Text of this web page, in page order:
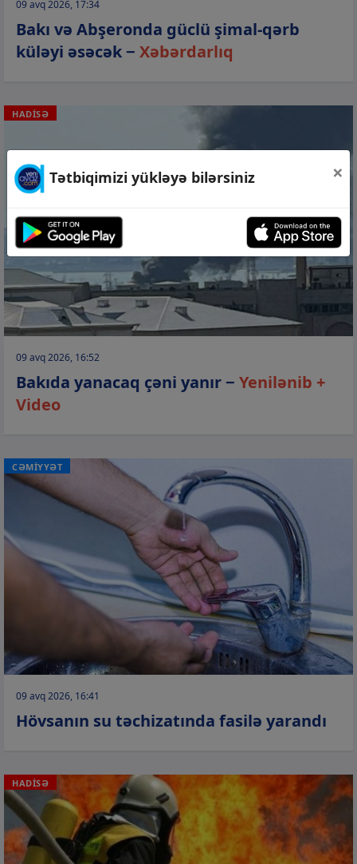
09 avq 2026, 17:34
Bakı və Abşeronda güclü şimal-qərb
küləyi əsəcək − Xəbərdarlıq
HADİSƏ
09 avq 2026, 16:52
Bakıda yanacaq çəni yanır − Yenilənib +
Video
CƏMİYYƏT
09 avq 2026, 16:41
Hövsanın su təchizatında fasilə yarandı
HADİSƏ
Tətbiqimizi yükləyə bilərsiniz ×